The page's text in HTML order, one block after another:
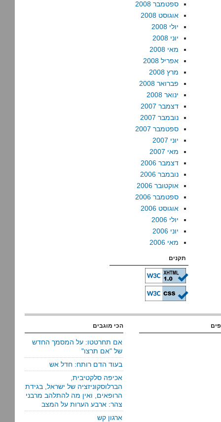
ספטמבר 2008
אוגוסט 2008
יולי 2008
יוני 2008
מאי 2008
אפריל 2008
מרץ 2008
פברואר 2008
ינואר 2008
דצמבר 2007
נובמבר 2007
ספטמבר 2007
יוני 2007
מאי 2007
דצמבר 2006
נובמבר 2006
אוקטובר 2006
ספטמבר 2006
אוגוסט 2006
יולי 2006
יוני 2006
מאי 2006
תקנים
הכי מוגבים
אם תחרטטו: על המסמך החדש
של "אם תרצו"
בעוד הדם רותח: חדל אש
אכיפה סלקטיבית,
הברלוסקוניזציה של ישראל, בגידת
הרופאים, ואין מה להתלהב מרבני
צהר: ארבע הערות על המצב
ארגון קש